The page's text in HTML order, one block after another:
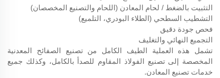
التثبيت بالضغط / لحام المعادن (اللحام والتصنيع المخصصان)
التشطيب السطحي (الطلاء البودري، التلميع)
فحص جودة دقيق
التجميع النهائي والتغليف
تشمل هذه العملية الطيف الكامل من تصنيع الصفائح المعدنية
المخصصة إلى تصنيع الفولاذ المقاوم للصدأ بالكامل، وكذلك جميع
خدمات تصنيع المعادن.